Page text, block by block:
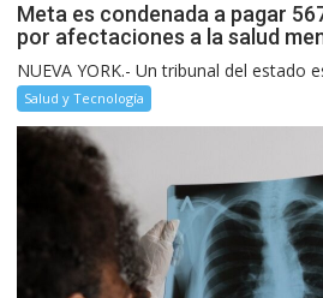
Meta es condenada a pagar
por afectaciones a la salud
NUEVA YORK.- Un tribunal del estado
Salud y Tecnología